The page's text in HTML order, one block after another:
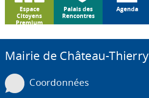
Espace
Citoyens
Premium
Palais des
Rencontres
Agenda
Mairie de Château-Thierry
Coordonnées